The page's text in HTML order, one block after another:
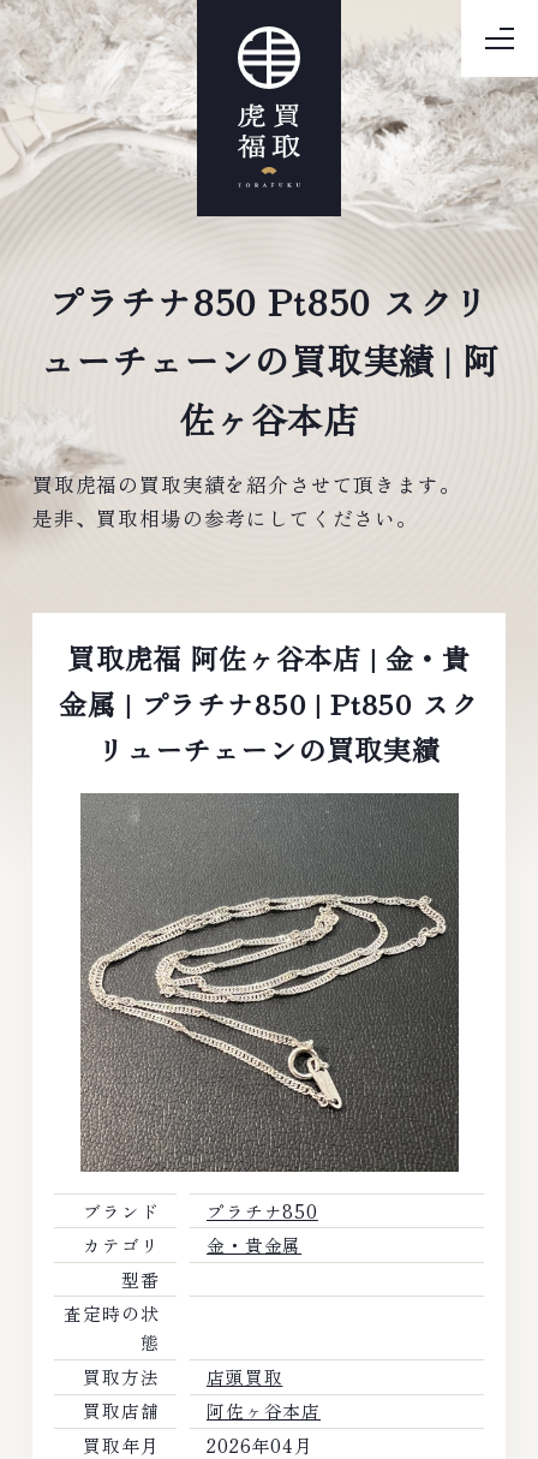
プラチナ850 Pt850 スクリ
ューチェーンの買取実績 | 阿
佐ヶ谷本店
買取虎福の買取実績を紹介させて頂きます。
是非、買取相場の参考にしてください。
買取虎福 阿佐ヶ谷本店 | 金・貴
金属 | プラチナ850 | Pt850 スク
リューチェーンの買取実績
ブランド
プラチナ850
カテゴリ
金・貴金属
型番
査定時の状
態
買取方法
店頭買取
買取店舗
阿佐ヶ谷本店
買取年月
2026年04月